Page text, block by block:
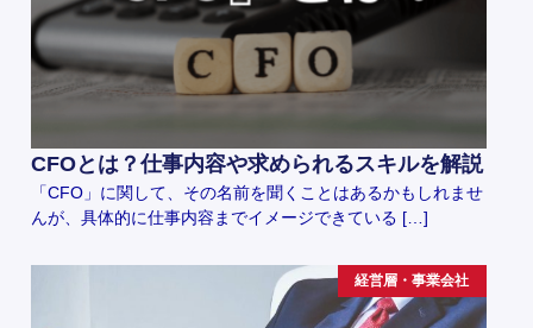
CFOとは？仕事内容や求められるスキルを解説
「CFO」に関して、その名前を聞くことはあるかもしれませ
んが、具体的に仕事内容までイメージできている […]
経営層・事業会社